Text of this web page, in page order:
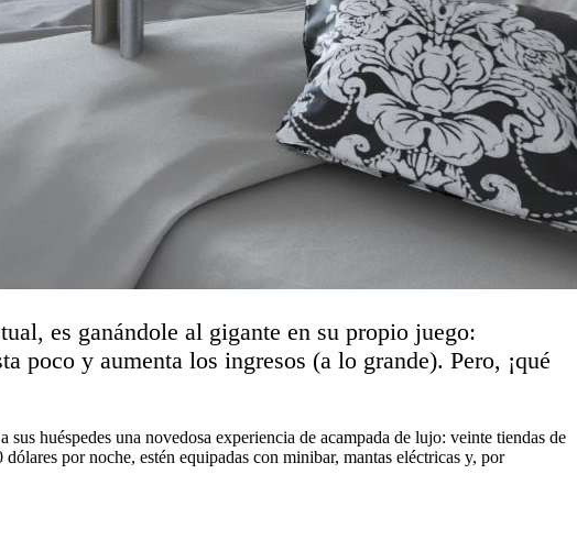
es ganándole al gigante en su propio juego:
poco y aumenta los ingresos (a lo grande). Pero, ¡qué
huéspedes una novedosa experiencia de acampada de lujo: veinte tiendas de
por noche, estén equipadas con minibar, mantas eléctricas y, por